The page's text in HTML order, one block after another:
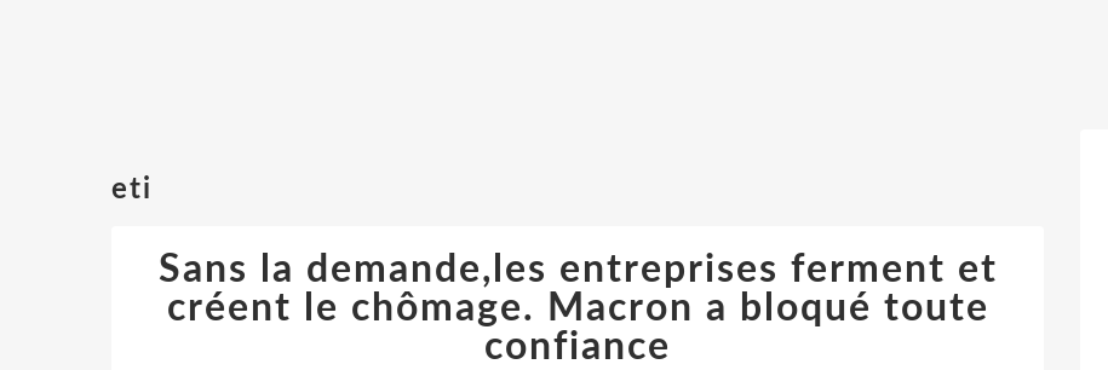
eti
Sans la demande,les entreprises ferment et
créent le chômage. Macron a bloqué toute
confiance